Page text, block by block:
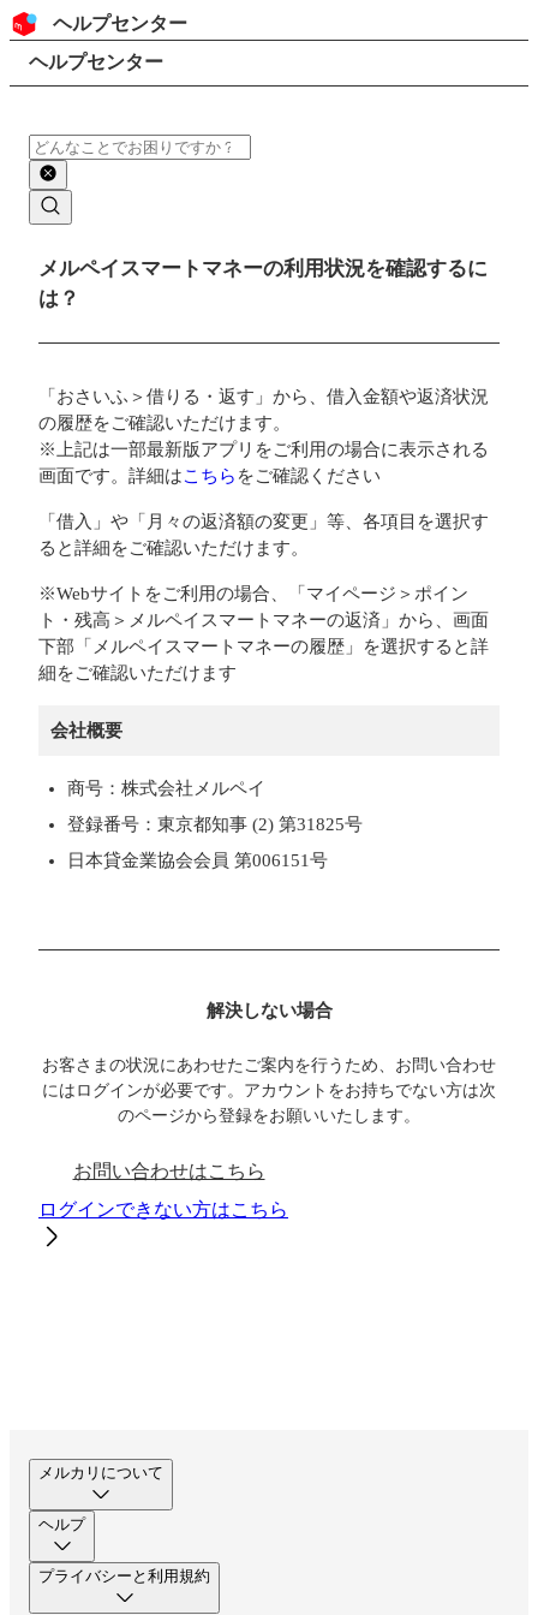
コンテンツにスキップ
ヘッダー
ヘルプセンター
検索
パンくずリスト
ヘルプセンター
検索
メインコンテンツ
メルペイスマートマネーの利用状況を確認するに
は？
「おさいふ＞借りる・返す」から、借入金額や返済状況
の履歴をご確認いただけます。
※上記は一部最新版アプリをご利用の場合に表示される
画面です。詳細はこちら をご確認ください
「借入」や「月々の返済額の変更」等、各項目を選択す
ると詳細をご確認いただけます。
※Webサイトをご利用の場合、「マイページ＞ポイン
ト・残高＞メルペイスマートマネーの返済」から、画面
下部「メルペイスマートマネーの履歴」を選択すると詳
細をご確認いただけます
会社概要
商号：株式会社メルペイ
登録番号：東京都知事 (2) 第31825号
日本貸金業協会会員 第006151号
解決しない場合
お客さまの状況にあわせたご案内を行うため、お問い合わせ
にはログインが必要です。アカウントをお持ちでない方は次
のページから登録をお願いいたします。
お問い合わせはこちら
ログインできない方はこちら
メルカリについて
ヘルプ
プライバシーと利用規約